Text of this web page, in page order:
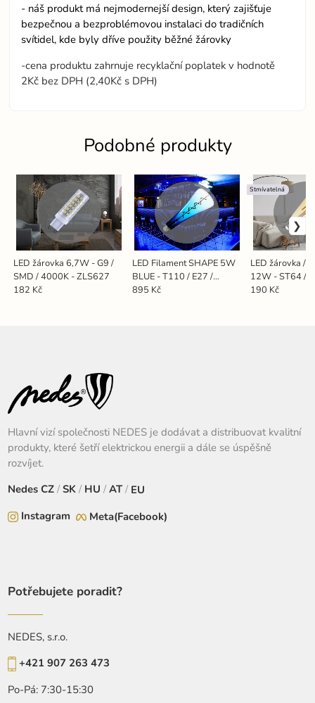
- náš produkt má nejmodernejší design, který zajišťuje
bezpečnou a bezproblémovou instalaci do tradičních
svítidel, kde byly dříve použity běžné žárovky
-cena produktu zahrnuje recyklační poplatek v hodnotě
2Kč bez DPH (2,40Kč s DPH)
Podobné produkty
LED žárovka 6,7W - G9 /
SMD / 4000K - ZLS627
182 Kč
LED Filament SHAPE 5W
BLUE - T110 / E27 /
1800K - ZSF110
895 Kč
LED žárovka /
12W - ST64 /
- ZLF915DV
Stmívatelná
190 Kč
Hlavní vizí společnosti NEDES je dodávat a distribuovat kvalitní
produkty, které šetří elektrickou energii a dále se úspěšně
rozvíjet.
NedesCZ/SK/HU /AT/ EU
Instagram
Meta(Facebook)
Potřebujete poradit?
NEDES, s.r.o.
+421 907 263 473
Po-Pá: 7:30-15:30